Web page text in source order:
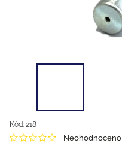
Kód: 218
Neohodnoceno